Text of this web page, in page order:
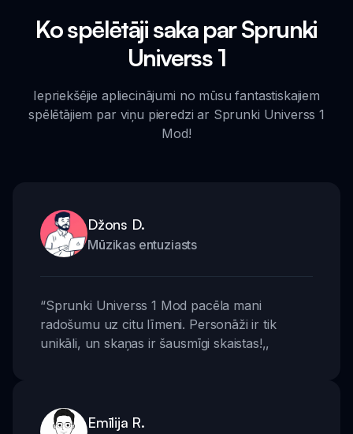
Ko spēlētāji saka par Sprunki
Universs 1
Iepriekšējie apliecinājumi no mūsu fantastiskajiem
spēlētājiem par viņu pieredzi ar Sprunki Universs 1
Mod!
Džons D.
Mūzikas entuziasts
“Sprunki Universs 1 Mod pacēla mani
radošumu uz citu līmeni. Personāži ir tik
unikāli, un skaņas ir šausmīgi skaistas!,,
Emīlija R.